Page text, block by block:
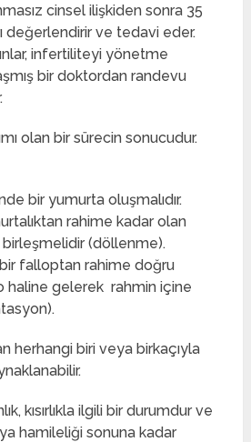
cinsel ilişkiden sonra 35
değerlendirir ve tedavi eder.
infertiliteyi yönetme
bir doktordan randevu
olan bir sürecin sonucudur.
bir yumurta oluşmalıdır.
rahime kadar olan
(döllenme).
falloptan rahime doğru
gelerek rahmin içine
herhangi biri veya birkaçıyla
kısırlıkla ilgili bir durumdur ve
hamileliği sonuna kadar